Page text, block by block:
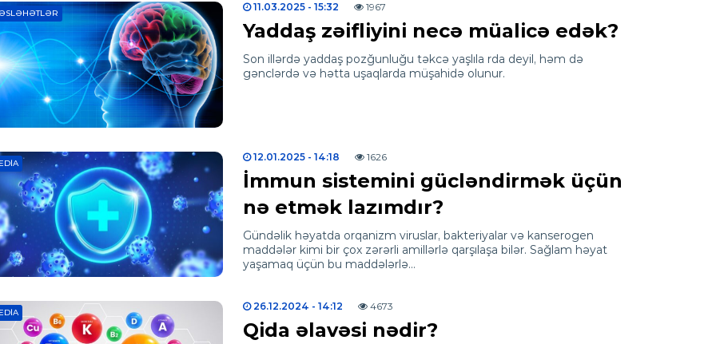
11.03.2025 - 15:32 1967
Yaddaş zəifliyini necə müalicə edək?
Son illərdə yaddaş pozğunluğu təkcə yaşlıla rda deyil, həm də
gənclərdə və hətta uşaqlarda müşahidə olunur.
12.01.2025 - 14:18 1626
İmmun sistemini gücləndirmək üçün
nə etmək lazımdır?
Gündəlik həyatda orqanizm viruslar, bakteriyalar və kanserogen
maddələr kimi bir çox zərərli amillərlə qarşılaşa bilər. Sağlam həyat
yaşamaq üçün bu maddələrlə…
26.12.2024 - 14:12 4673
Qida əlavəsi nədir?